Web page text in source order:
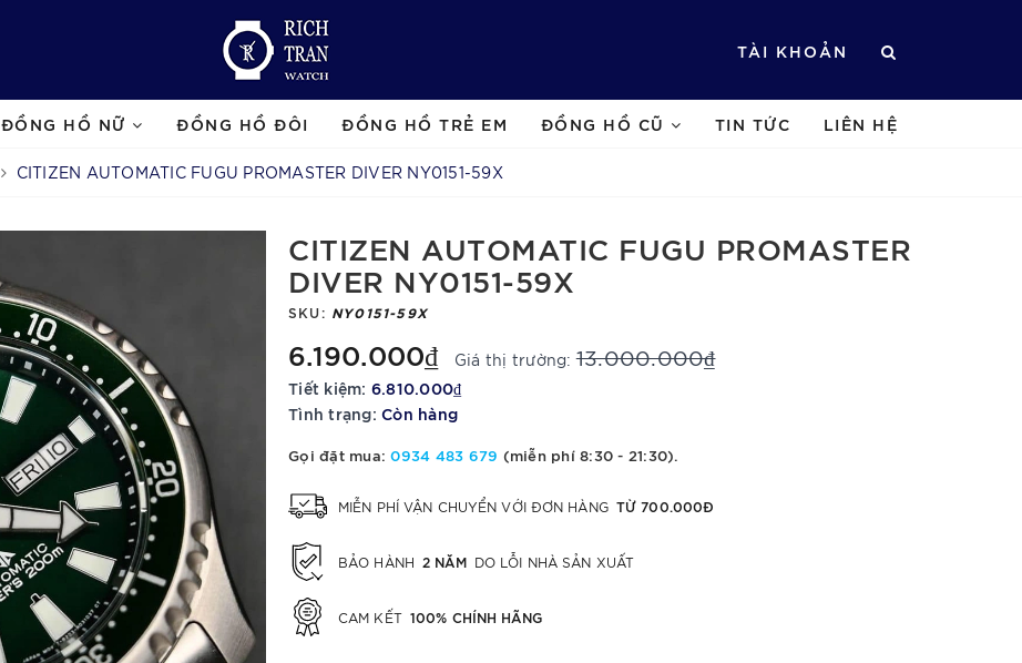
TÀI KHOẢN
ĐỒNG HỒ NỮ ĐỒNG HỒ ĐÔI ĐỒNG HỒ TRẺ EM ĐỒNG HỒ CŨ TIN TỨC LIÊN HỆ
CITIZEN AUTOMATIC FUGU PROMASTER DIVER NY0151-59X
CITIZEN AUTOMATIC FUGU PROMASTER
DIVER NY0151-59X
SKU: NY0151-59X
6.190.000₫ Giá thị trường:13.000.000₫
Tiết kiệm: 6.810.000₫
Tình trạng: Còn hàng
Gọi đặt mua:0934 483 679 (miễn phí 8:30 - 21:30).
MIỄN PHÍ VẬN CHUYỂN VỚI ĐƠN HÀNG TỪ 700.000Đ
BẢO HÀNH 2 NĂM DO LỖI NHÀ SẢN XUẤT
CAM KẾT 100% CHÍNH HÃNG